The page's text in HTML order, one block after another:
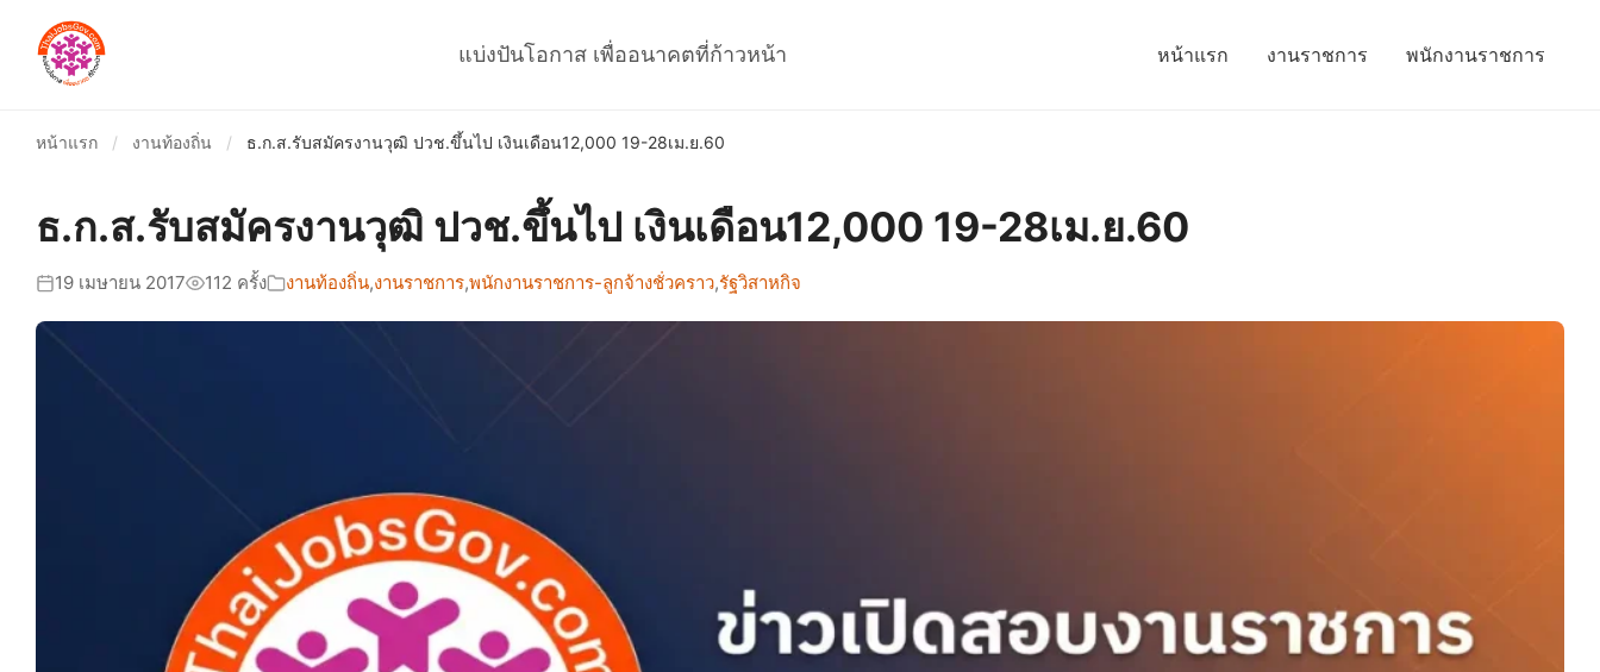
แบ่งปันโอกาส เพื่ออนาคตที่ก้าวหน้า หน้าแรก งานราชการ พนักงานราชการ
หน้าแรก / งานท้องถิ่น / ธ.ก.ส.รับสมัครงานวุฒิ ปวช.ขึ้นไป เงินเดือน12,000 19-28เม.ย.60
ธ.ก.ส.รับสมัครงานวุฒิ ปวช.ขึ้นไป เงินเดือน12,000 19-28เม.ย.60
19 เมษายน 2017 112 ครั้ง งานท้องถิ่น,งานราชการ,พนักงานราชการ-ลูกจ้างชั่วคราว,รัฐวิสาหกิจ